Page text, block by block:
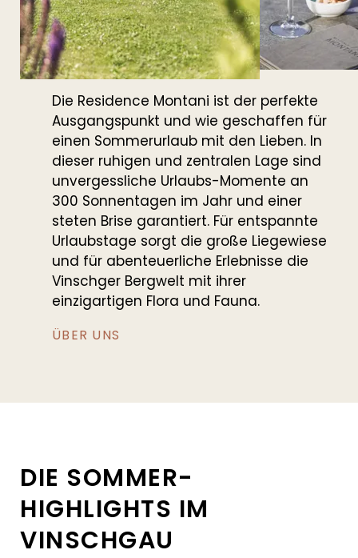
T +39 0473 623302
info@residence-montani.com
GUTSCHEINE ANREISE WETTER
Die Residence Montani ist der perfekte
Ausgangspunkt und wie geschaffen für
einen Sommerurlaub mit den Lieben. In
dieser ruhigen und zentralen Lage sind
unvergessliche Urlaubs-Momente an
300 Sonnentagen im Jahr und einer
steten Brise garantiert. Für entspannte
Urlaubstage sorgt die große Liegewiese
und für abenteuerliche Erlebnisse die
Vinschger Bergwelt mit ihrer
einzigartigen Flora und Fauna.
ÜBER UNS
DIE SOMMER-
HIGHLIGHTS IM
VINSCHGAU